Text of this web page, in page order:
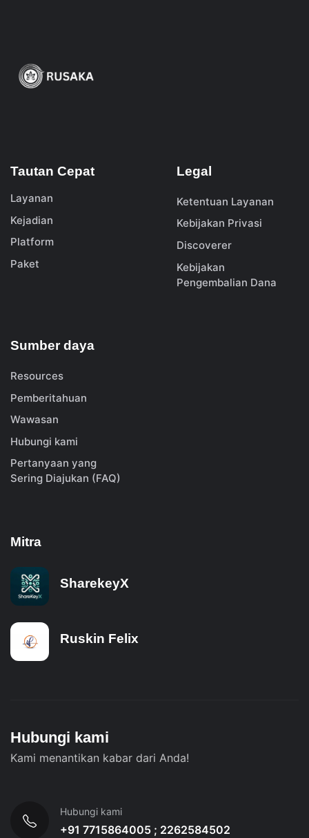
Tautan Cepat
Layanan
Kejadian
Platform
Paket
Legal
Ketentuan Layanan
Kebijakan Privasi
Discoverer
Kebijakan
Pengembalian Dana
Sumber daya
Resources
Pemberitahuan
Wawasan
Hubungi kami
Pertanyaan yang
Sering Diajukan (FAQ)
Mitra
SharekeyX
Ruskin Felix
Hubungi kami
Kami menantikan kabar dari Anda!
Hubungi kami
+91 7715864005 ; 2262584502